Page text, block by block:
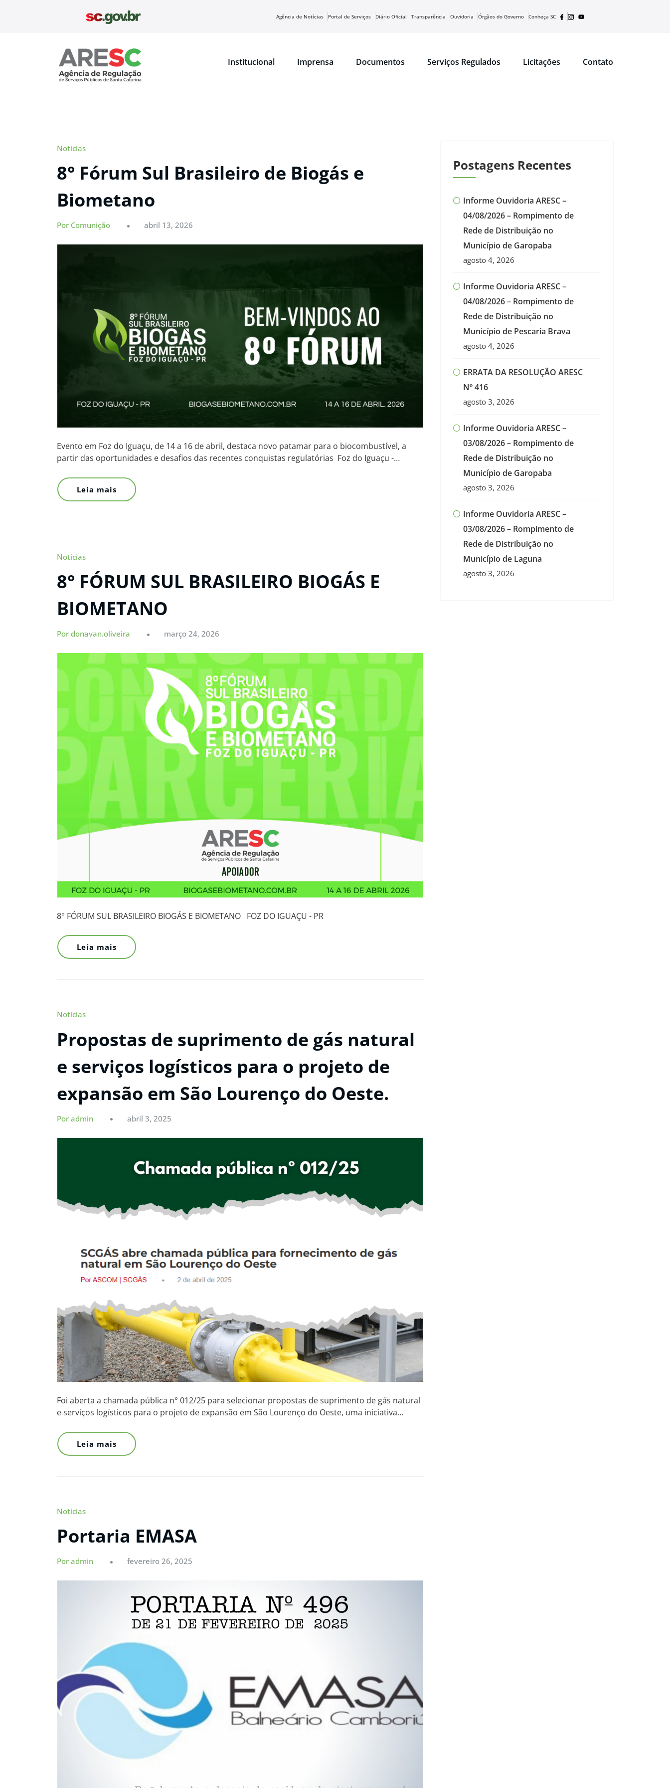
Agência de Notícias Portal de Serviços Diário Oficial Transparência Ouvidoria Órgãos do Governo Conheça SC
Institucional Imprensa Documentos Serviços Regulados Licitações Contato
Notícias
8° Fórum Sul Brasileiro de Biogás e
Biometano
Por Comunição abril 13, 2026
Evento em Foz do Iguaçu, de 14 a 16 de abril, destaca novo patamar para o biocombustível, a
partir das oportunidades e desafios das recentes conquistas regulatórias Foz do Iguaçu -…
Leia mais
Notícias
8° FÓRUM SUL BRASILEIRO BIOGÁS E
BIOMETANO
Por donavan.oliveira março 24, 2026
8° FÓRUM SUL BRASILEIRO BIOGÁS E BIOMETANO FOZ DO IGUAÇU - PR
Leia mais
Notícias
Propostas de suprimento de gás natural
e serviços logísticos para o projeto de
expansão em São Lourenço do Oeste.
Por admin abril 3, 2025
Foi aberta a chamada pública n° 012/25 para selecionar propostas de suprimento de gás natural
e serviços logísticos para o projeto de expansão em São Lourenço do Oeste, uma iniciativa…
Leia mais
Notícias
Portaria EMASA
Por admin fevereiro 26, 2025
Postagens Recentes
Informe Ouvidoria ARESC –
04/08/2026 – Rompimento de
Rede de Distribuição no
Município de Garopaba
agosto 4, 2026
Informe Ouvidoria ARESC –
04/08/2026 – Rompimento de
Rede de Distribuição no
Município de Pescaria Brava
agosto 4, 2026
ERRATA DA RESOLUÇÃO ARESC
Nº 416
agosto 3, 2026
Informe Ouvidoria ARESC –
03/08/2026 – Rompimento de
Rede de Distribuição no
Município de Garopaba
agosto 3, 2026
Informe Ouvidoria ARESC –
03/08/2026 – Rompimento de
Rede de Distribuição no
Município de Laguna
agosto 3, 2026